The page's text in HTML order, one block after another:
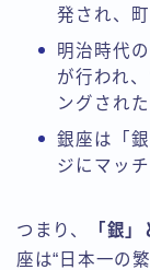
発され、
明治時代
が行われ
ングされた
銀座は「
ジにマッ
つまり、 「銀
座は“日本一の